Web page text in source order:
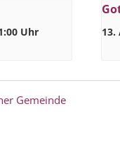
Uhr 13.
Gemeinde